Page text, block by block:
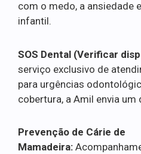
com o medo, a ansiedade
infantil.
SOS Dental (Verificar
serviço exclusivo de
para urgências
cobertura, a Amil envia um
Prevenção de Cárie de
Mamadeira: